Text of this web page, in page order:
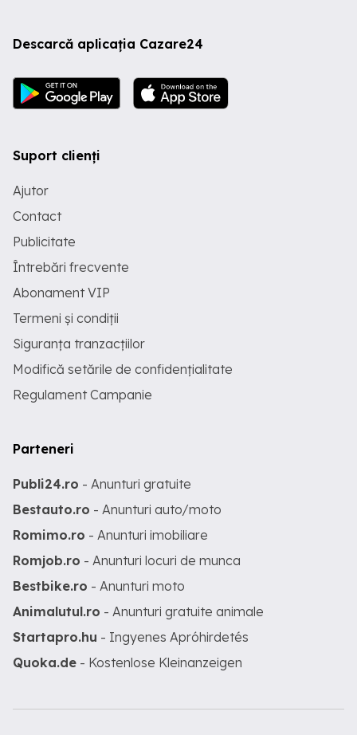
Descarcă aplicația Cazare24
Suport clienți
Ajutor
Contact
Publicitate
Întrebări frecvente
Abonament VIP
Termeni și condiții
Siguranța tranzacțiilor
Modifică setările de confidențialitate
Regulament Campanie
Parteneri
Publi24.ro - Anunturi gratuite
Bestauto.ro - Anunturi auto/moto
Romimo.ro - Anunturi imobiliare
Romjob.ro - Anunturi locuri de munca
Bestbike.ro - Anunturi moto
Animalutul.ro - Anunturi gratuite animale
Startapro.hu - Ingyenes Apróhirdetés
Quoka.de - Kostenlose Kleinanzeigen